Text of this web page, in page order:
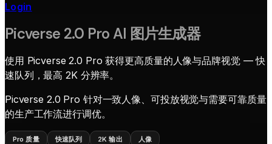
Login
Picverse 2.0 Pro AI 图片生成器
使用 Picverse 2.0 Pro 获得更高质量的人像与品牌视觉 — 快
速队列，最高 2K 分辨率。
Picverse 2.0 Pro 针对一致人像、可投放视觉与需要可靠质量
的生产工作流进行调优。
Pro 质量 快速队列 2K 输出 人像